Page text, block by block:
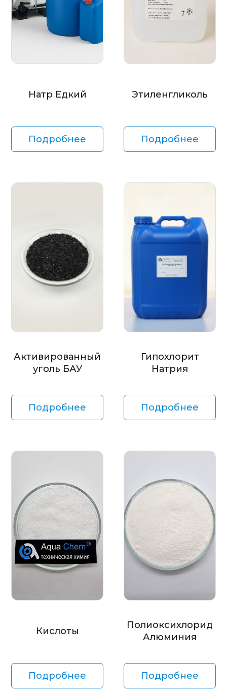
Натр Едкий
Подробнее
Этиленгликоль
Подробнее
Активированный
уголь БАУ
Подробнее
Гипохлорит
Натрия
Подробнее
Кислоты
Подробнее
Полиоксихлорид
Алюминия
Подробнее